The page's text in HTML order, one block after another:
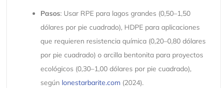
Pasos: Usar RPE para lagos grandes (0,50–1,50
dólares por pie cuadrado), HDPE para aplicaciones
que requieren resistencia química (0,20–0,80 dólares
por pie cuadrado) o arcilla bentonita para proyectos
ecológicos (0,30–1,00 dólares por pie cuadrado),
según lonestarbarite.com(2024).